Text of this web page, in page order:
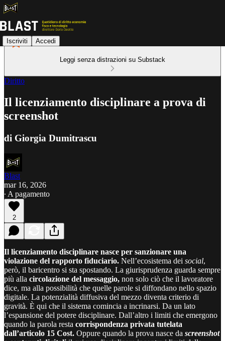
Iscriviti Accedi
Leggi senza distrazioni su Substack
Diritto
Il licenziamento disciplinare a prova di
screenshot
di Giorgia Dumitrascu
Blast
mar 16, 2026
∙ A pagamento
2
Il licenziamento disciplinare nasce per sanzionare una
violazione del rapporto fiduciario. Nell’ecosistema dei social,
però, il baricentro si sta spostando. La giurisprudenza guarda sempre
più alla circolazione del messaggio, non solo ciò che il lavoratore
dice, ma alla possibilità che quelle parole si diffondano nello spazio
digitale. La potenzialità diffusiva del mezzo diventa criterio di
gravità. È qui che il sistema comincia a incrinarsi. Da un lato
l’espansione del potere disciplinare. Dall’altro i limiti che emergono
quando la parola resta corrispondenza privata tutelata
dall’articolo 15 Cost. Oppure quando la prova nasce da screenshot